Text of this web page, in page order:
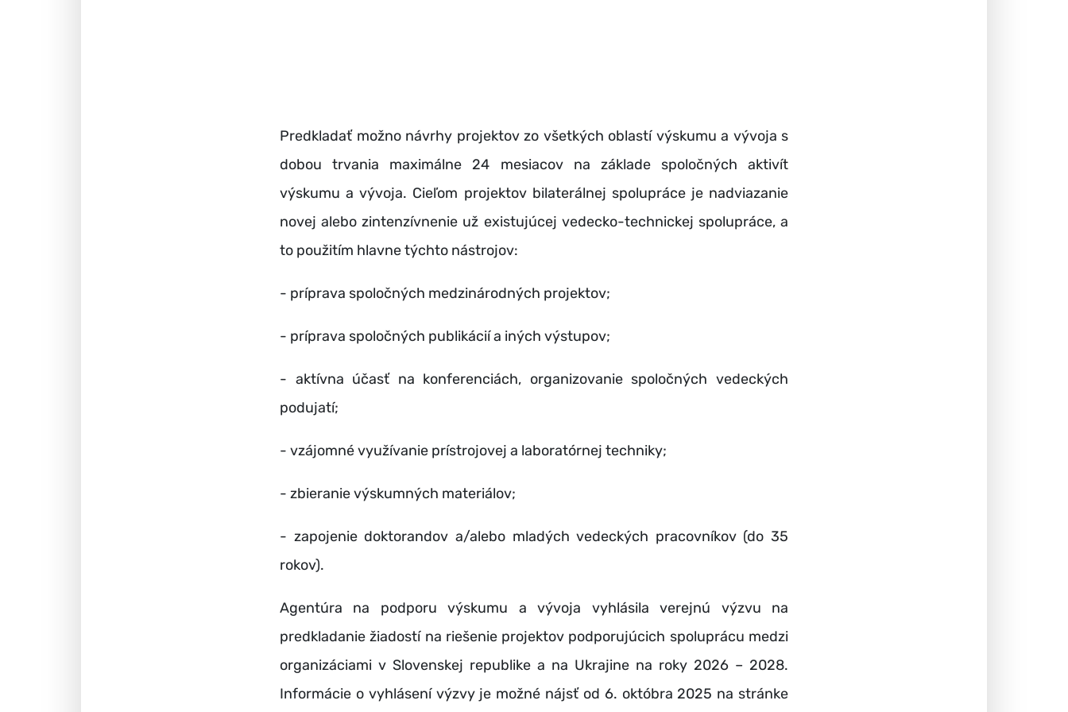
Predkladať možno návrhy projektov zo všetkých oblastí výskumu a vývoja s
dobou trvania maximálne 24 mesiacov na základe spoločných aktivít
výskumu a vývoja. Cieľom projektov bilaterálnej spolupráce je nadviazanie
novej alebo zintenzívnenie už existujúcej vedecko-technickej spolupráce, a
to použitím hlavne týchto nástrojov:
- príprava spoločných medzinárodných projektov;
- príprava spoločných publikácií a iných výstupov;
- aktívna účasť na konferenciách, organizovanie spoločných vedeckých
podujatí;
- vzájomné využívanie prístrojovej a laboratórnej techniky;
- zbieranie výskumných materiálov;
- zapojenie doktorandov a/alebo mladých vedeckých pracovníkov (do 35
rokov).
Agentúra na podporu výskumu a vývoja vyhlásila verejnú výzvu na
predkladanie žiadostí na riešenie projektov podporujúcich spoluprácu medzi
organizáciami v Slovenskej republike a na Ukrajine na roky 2026 – 2028.
Informácie o vyhlásení výzvy je možné nájsť od 6. októbra 2025 na stránke